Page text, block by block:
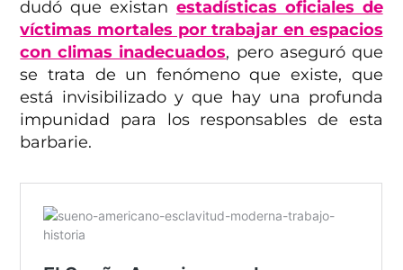
dudó que existan estadísticas oficiales de
víctimas mortales por trabajar en espacios
con climas inadecuados, pero aseguró que
se trata de un fenómeno que existe, que
está invisibilizado y que hay una profunda
impunidad para los responsables de esta
barbarie.